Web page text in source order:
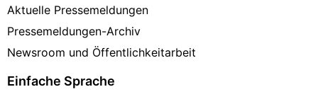
Aktuelle Pressemeldungen
Pressemeldungen-Archiv
Newsroom und Öffentlichkeitarbeit
Einfache Sprache